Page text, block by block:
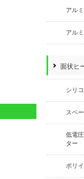
アル
アル
面状ヒ
シリ
スペ
低電
ター
ポリ